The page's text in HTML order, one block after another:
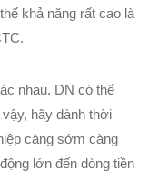
khả năng rất cao là
nhau. DN có thể
hãy dành thời
càng sớm càng
lớn đến dòng tiền